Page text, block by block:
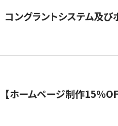
コングラントシステム及
【ホームページ制作15％